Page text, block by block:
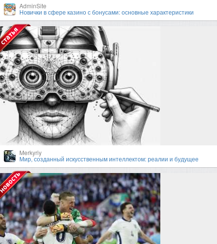
AdminSite
Новички в сфере казино с бонусами: основные характеристики
Merkyriy
Мир, созданный искусственным интеллектом: реалии и будущее